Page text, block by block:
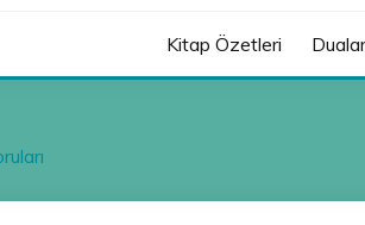
Kitap Özetleri